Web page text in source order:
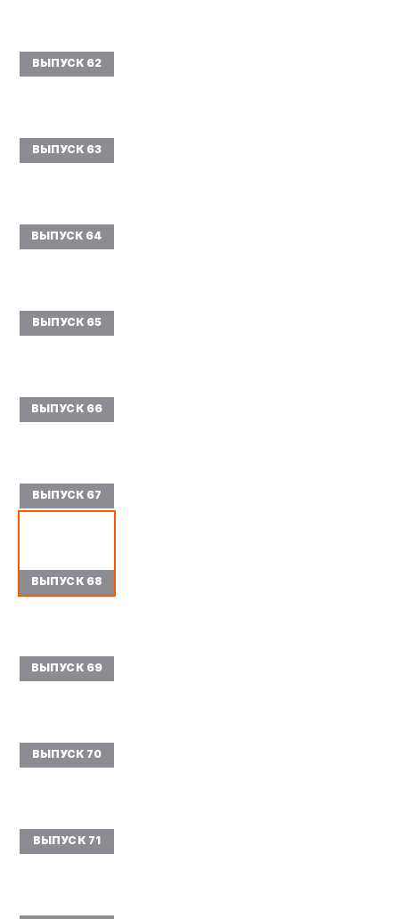
ВЫПУСК 62
ВЫПУСК 63
ВЫПУСК 64
ВЫПУСК 65
ВЫПУСК 66
ВЫПУСК 67
ВЫПУСК 68
ВЫПУСК 69
ВЫПУСК 70
ВЫПУСК 71